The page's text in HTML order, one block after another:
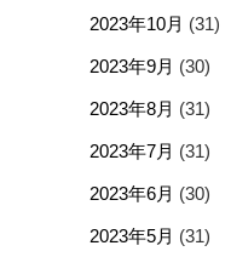
2023年10月 (31)
2023年9月 (30)
2023年8月 (31)
2023年7月 (31)
2023年6月 (30)
2023年5月 (31)